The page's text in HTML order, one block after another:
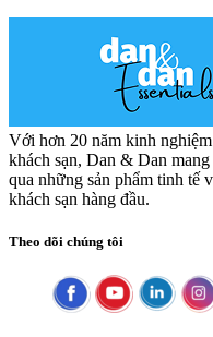
Với hơn 20 năm kinh
khách sạn, Dan & Dan
qua những sản phẩm tinh tế
khách sạn hàng đầu.
Theo dõi chúng tôi